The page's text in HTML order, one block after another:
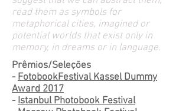
read them as symbols for
metaphorical cities, imagined or
potential worlds that exist only in
memory, in dreams or in language.
Prêmios/Seleções
-FotobookFestival Kassel Dummy
Award 2017
-Istanbul Photobook Festival